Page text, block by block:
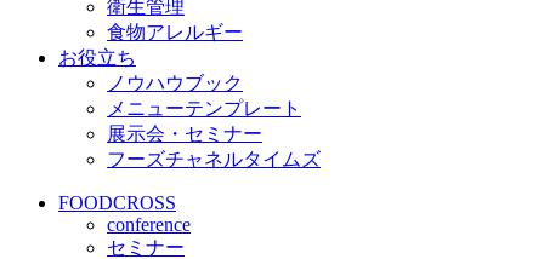
衛生管理
食物アレルギー
お役立ち
ノウハウブック
メニューテンプレート
展示会・セミナー
フーズチャネルタイムズ
FOODCROSS
conference
セミナー